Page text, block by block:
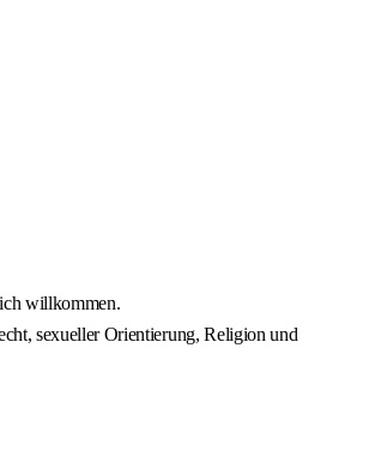
willkommen.
sexueller Orientierung, Religion und